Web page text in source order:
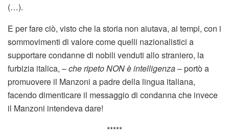
(…).
E per fare ciò, visto che la storia non aiutava, ai tempi, con i
sommovimenti di valore come quelli nazionalistici a
supportare condanne di nobili venduti allo straniero, la
furbizia italica, –che ripeto NON è intelligenza– portò a
promuovere il Manzoni a padre della lingua italiana,
facendo dimenticare il messaggio di condanna che invece
il Manzoni intendeva dare!
*****